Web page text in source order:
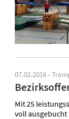
07.02.2016 -
Mit 25
voll ausgebucht